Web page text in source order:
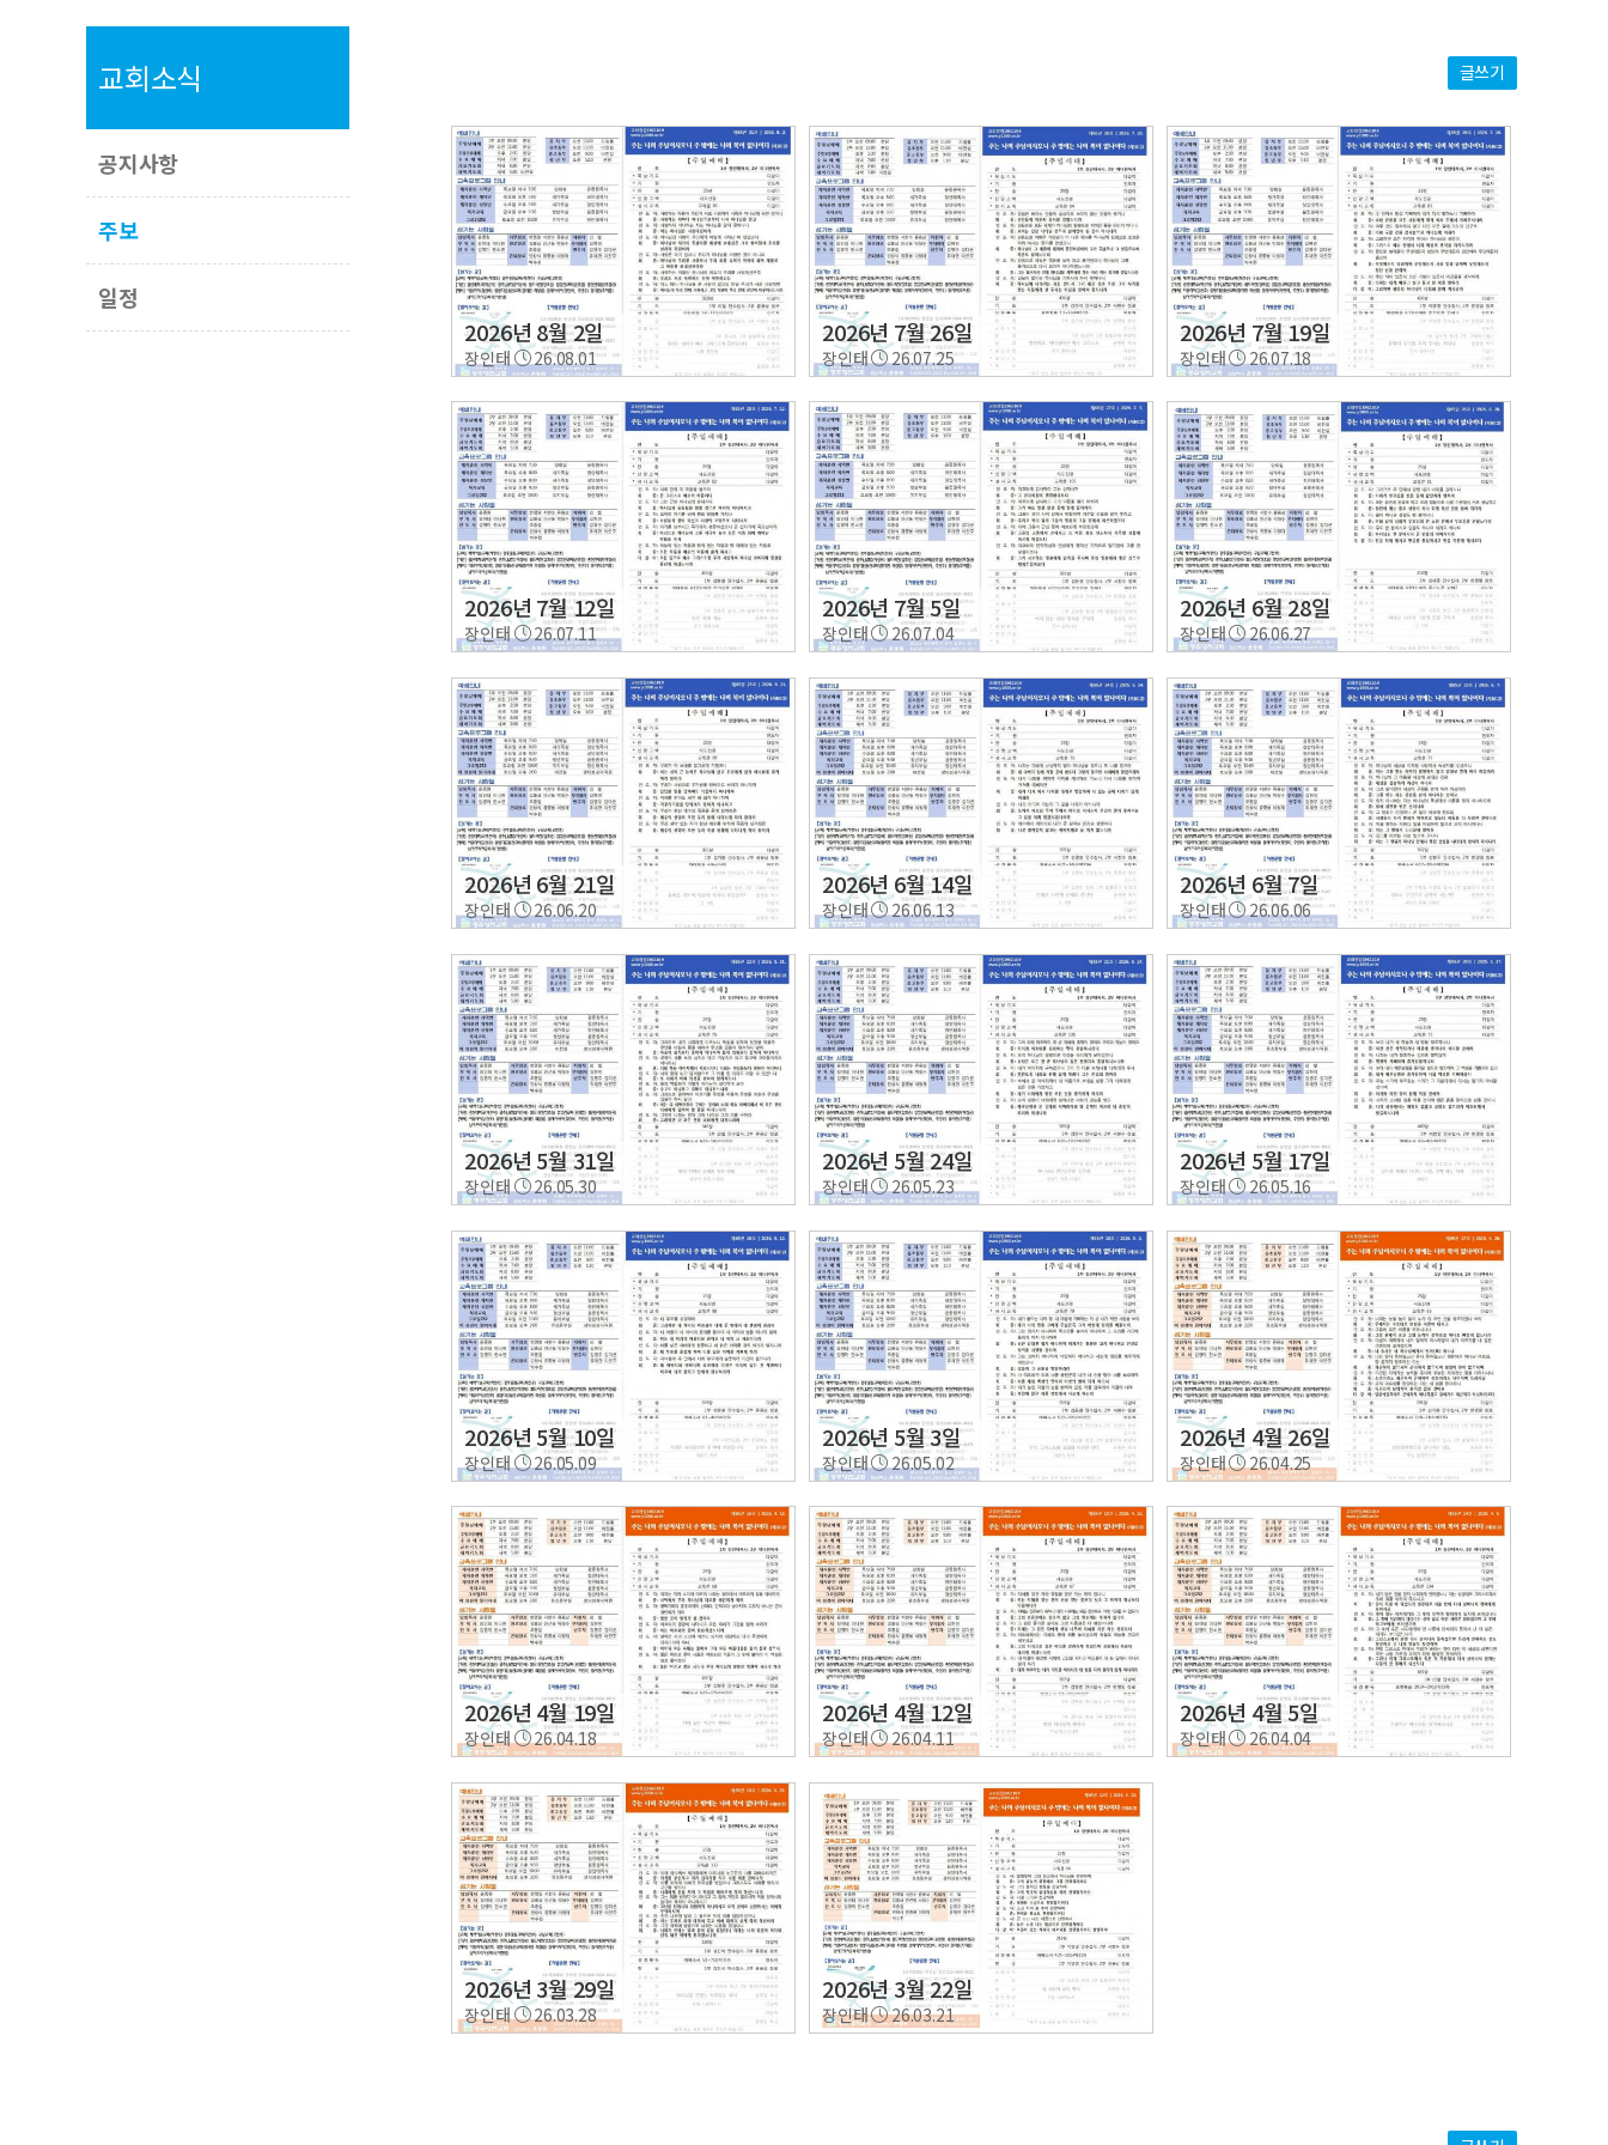
교회소식
공지사항
주보
일정
글쓰기
2026년 8월 2일
장인태 26.08.01
2026년 7월 26일
장인태 26.07.25
2026년 7월 19일
장인태 26.07.18
2026년 7월 12일
장인태 26.07.11
2026년 7월 5일
장인태 26.07.04
2026년 6월 28일
장인태 26.06.27
2026년 6월 21일
장인태 26.06.20
2026년 6월 14일
장인태 26.06.13
2026년 6월 7일
장인태 26.06.06
2026년 5월 31일
장인태 26.05.30
2026년 5월 24일
장인태 26.05.23
2026년 5월 17일
장인태 26.05.16
2026년 5월 10일
장인태 26.05.09
2026년 5월 3일
장인태 26.05.02
2026년 4월 26일
장인태 26.04.25
2026년 4월 19일
장인태 26.04.18
2026년 4월 12일
장인태 26.04.11
2026년 4월 5일
장인태 26.04.04
2026년 3월 29일
장인태 26.03.28
2026년 3월 22일
장인태 26.03.21